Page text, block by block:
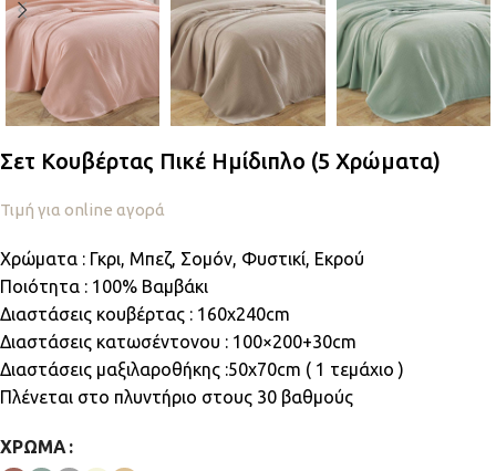
Σετ Κουβέρτας Πικέ Ημίδιπλο (5 Χρώματα)
Τιμή για online αγορά
Χρώματα : Γκρι, Μπεζ, Σομόν, Φυστικί, Εκρού
Ποιότητα : 100% Βαμβάκι
Διαστάσεις κουβέρτας : 160x240cm
Διαστάσεις κατωσέντονου : 100×200+30cm
Διαστάσεις μαξιλαροθήκης :50x70cm ( 1 τεμάχιo )
Πλένεται στο πλυντήριο στους 30 βαθμούς
ΧΡΏΜΑ